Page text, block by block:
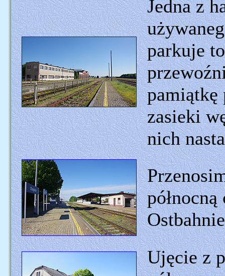
Jedna z
parkuje
pamiątkę
zasieki
nich
Ujęcie z